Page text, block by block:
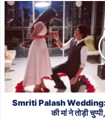
सौगात,
31
दिसंबर
तक
वैकेंसी
डिटेल्स
जमा
करें
विभाग
Smriti
Palash
Wedding:
जल्द
होगी
शादी,
अफवाहों
के
बीच
पलाश
Smriti Palash Wedding:
की मां ने तोड़ी